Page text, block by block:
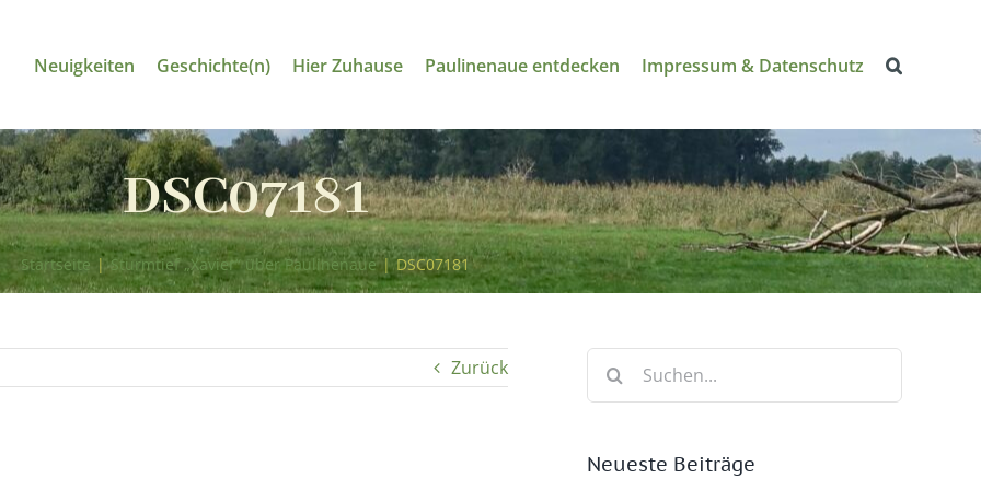
Neuigkeiten Geschichte(n) Hier Zuhause Paulinenaue entdecken Impressum & Datenschutz
DSC07181
Startseite | Sturmtief „Xavier“ über Paulinenaue | DSC07181
Zurück
Suche
Neueste Beiträge